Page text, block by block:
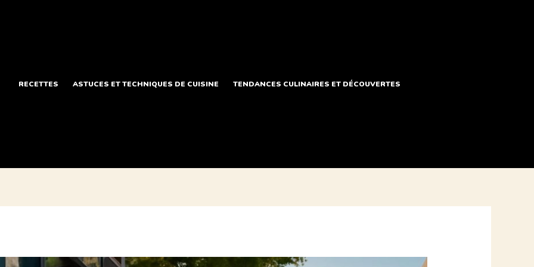
RECETTES ASTUCES ET TECHNIQUES DE CUISINE TENDANCES CULINAIRES ET DÉCOUVERTES